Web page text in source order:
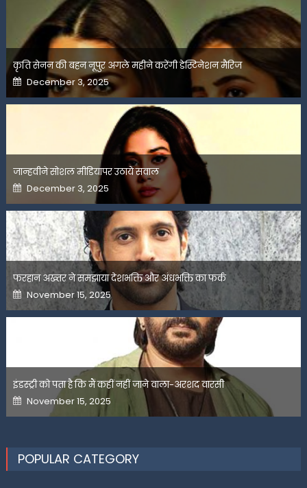
कृति सेनन की बहन नूपुर अगले महीने करेंगी डेस्टिनेशन मैरिज
Posted
on
December 3, 2025
जान्हवीने सोशल मीडियापर उठाये सवाल
Posted
on
December 3, 2025
फरहान अख्तर ने समझाया देशभक्ति और अंधभक्ति का फर्क
Posted
on
November 15, 2025
इंडस्ट्री को पता है कि मैं कहीं नहीं जाने वाला-अरशद वारसी
Posted
on
November 15, 2025
POPULAR CATEGORY